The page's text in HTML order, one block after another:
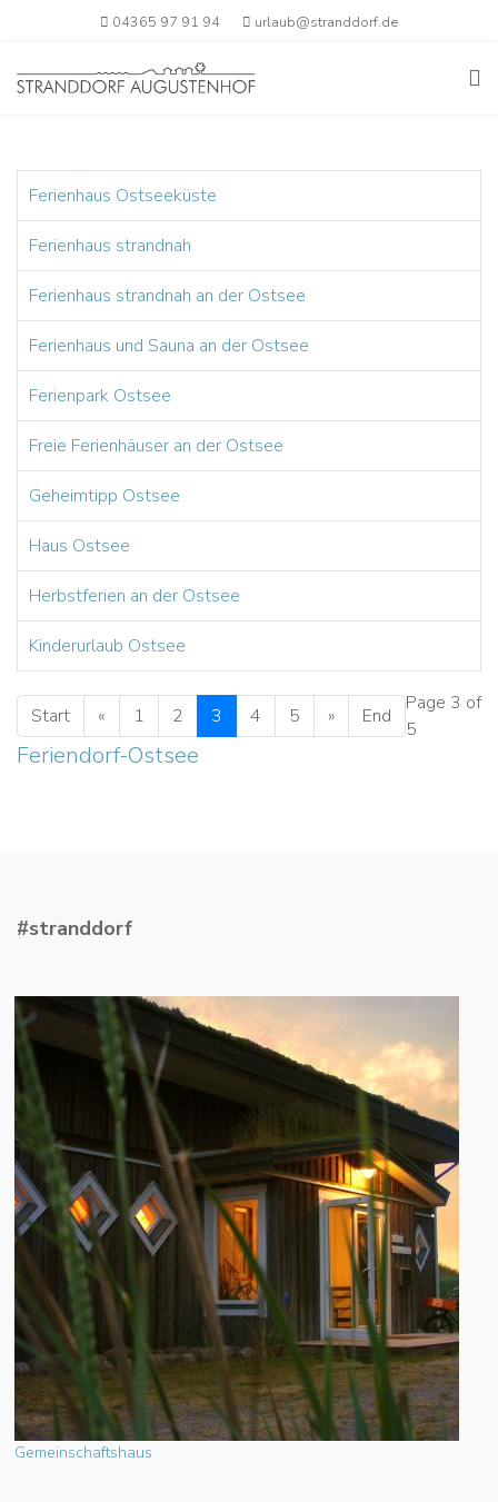
04365 97 91 94 urlaub@stranddorf.de
Ferienhaus Ostseeküste
Ferienhaus strandnah
Ferienhaus strandnah an der Ostsee
Ferienhaus und Sauna an der Ostsee
Ferienpark Ostsee
Freie Ferienhäuser an der Ostsee
Geheimtipp Ostsee
Haus Ostsee
Herbstferien an der Ostsee
Kinderurlaub Ostsee
Start « 1 2 3 4 5 » End
Page 3 of
5
Feriendorf-Ostsee
#stranddorf
Gemeinschaftshaus